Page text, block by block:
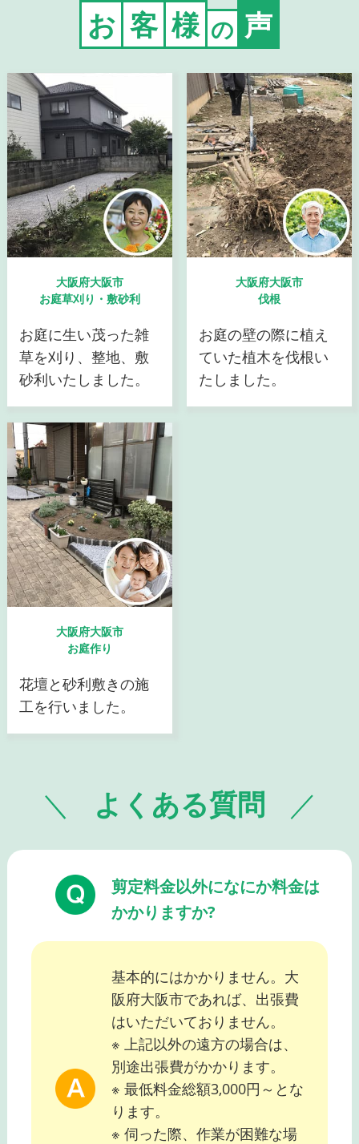
お 客 様 の 声
大阪府大阪市
お庭草刈り・敷砂利
お庭に生い茂った雑
草を刈り、整地、敷
砂利いたしました。
大阪府大阪市
伐根
お庭の壁の際に植え
ていた植木を伐根い
たしました。
大阪府大阪市
お庭作り
花壇と砂利敷きの施
工を行いました。
よくある質問
剪定料金以外になにか料金は
かかりますか?
基本的にはかかりません。大
阪府大阪市であれば、出張費
はいただいておりません。
※ 上記以外の遠方の場合は、
別途出張費がかかります。
※ 最低料金総額3,000円～とな
ります。
※ 伺った際、作業が困難な場